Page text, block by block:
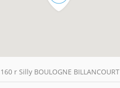
160 r Silly BOULOGNE BILLANCOURT